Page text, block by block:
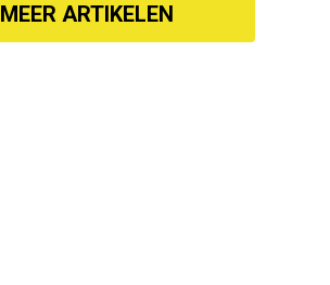
MEER ARTIKELEN